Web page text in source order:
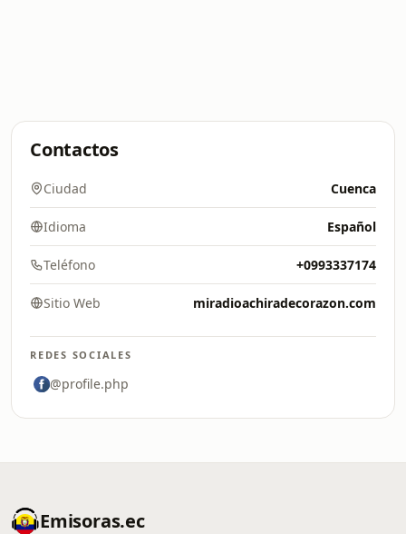
Contactos
Ciudad Cuenca
Idioma Español
Teléfono +0993337174
Sitio Web miradioachiradecorazon.com
REDES SOCIALES
@profile.php
Emisoras.ec